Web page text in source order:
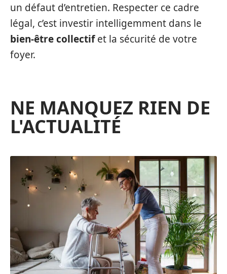
un défaut d’entretien. Respecter ce cadre
légal, c’est investir intelligemment dans le
bien-être collectifet la sécurité de votre
foyer.
NE MANQUEZ RIEN DE
L'ACTUALITÉ